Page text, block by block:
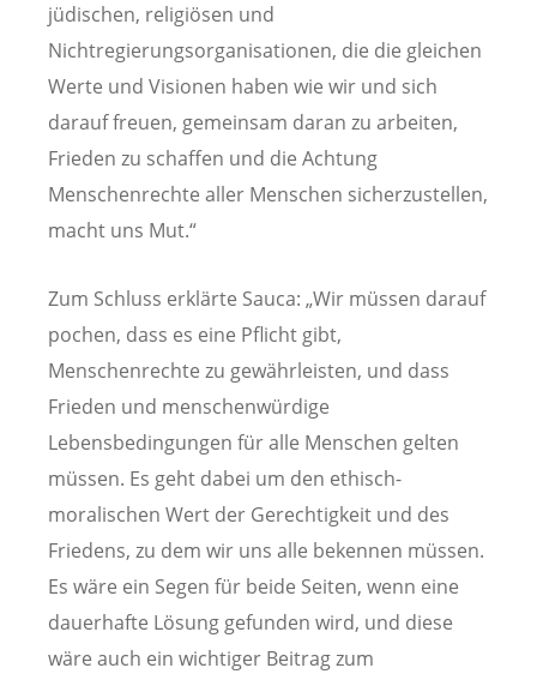
jüdischen, religiösen und
Nichtregierungsorganisationen, die die gleichen
Werte und Visionen haben wie wir und sich
darauf freuen, gemeinsam daran zu arbeiten,
Frieden zu schaffen und die Achtung
Menschenrechte aller Menschen sicherzustellen,
macht uns Mut.“
Zum Schluss erklärte Sauca: „Wir müssen darauf
pochen, dass es eine Pflicht gibt,
Menschenrechte zu gewährleisten, und dass
Frieden und menschenwürdige
Lebensbedingungen für alle Menschen gelten
müssen. Es geht dabei um den ethisch-
moralischen Wert der Gerechtigkeit und des
Friedens, zu dem wir uns alle bekennen müssen.
Es wäre ein Segen für beide Seiten, wenn eine
dauerhafte Lösung gefunden wird, und diese
wäre auch ein wichtiger Beitrag zum